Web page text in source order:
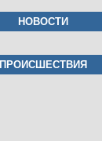
НОВОСТИ
ПРОИСШЕСТВИЯ